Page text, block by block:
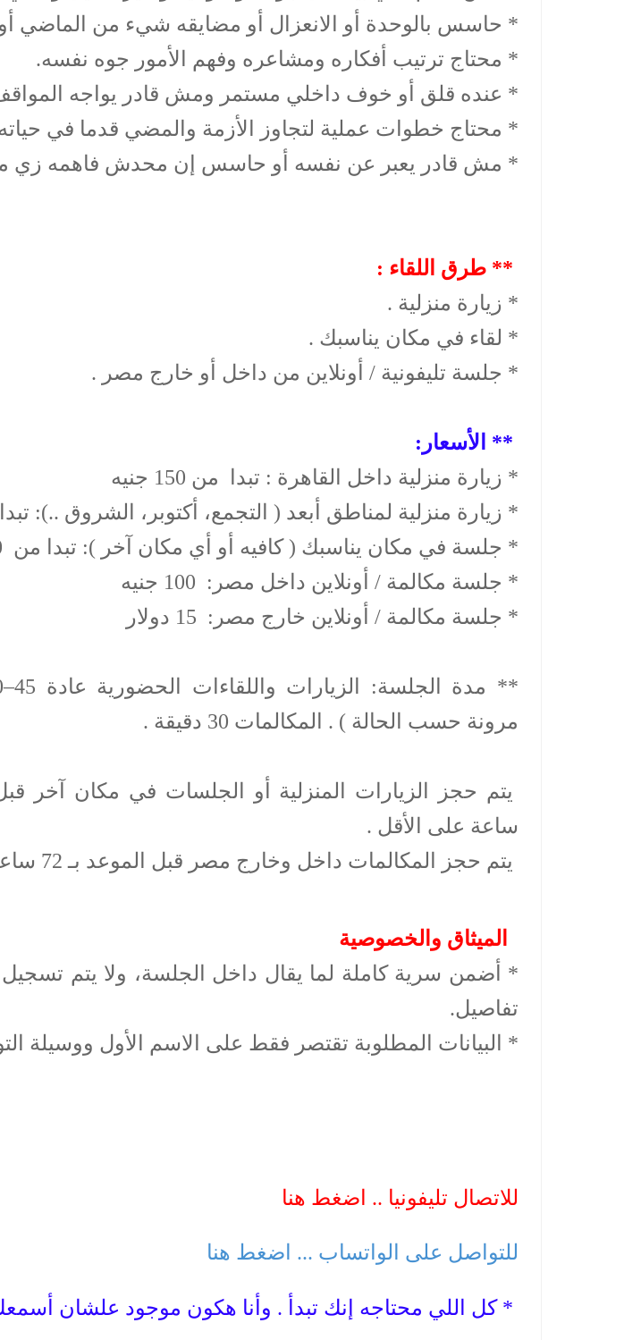
* حاسس بالوحدة أو الانعزال أو مضايقه شيء من الماضي
* محتاج ترتيب أفكاره ومشاعره وفهم الأمور جوه نفسه.
* عنده قلق أو خوف داخلي مستمر ومش قادر يواجه المواقف
* محتاج خطوات عملية لتجاوز الأزمة والمضي قدما في
* مش قادر يعبر عن نفسه أو حاسس إن محدش فاهمه زي
** طرق اللقاء :
* زيارة منزلية .
* لقاء في مكان يناسبك .
* جلسة تليفونية / أونلاين من داخل أو خارج مصر .
** الأسعار:
* زيارة منزلية داخل القاهرة : تبدا من 150 جنيه
* زيارة منزلية لمناطق أبعد ( التجمع، أكتوبر، الشروق ..): تبدا من 200
* جلسة في مكان يناسبك ( كافيه أو أي مكان آخر ): تبدا من 150 جنيه
* جلسة مكالمة / أونلاين داخل مصر: 100 جنيه
* جلسة مكالمة / أونلاين خارج مصر: 15 دولار
مرونة حسب الحالة ) . المكالمات 30 دقيقة .
ساعة على الأقل .
يتم حجز المكالمات داخل وخارج مصر قبل الموعد بـ 72 ساعة على الأقل .
الميثاق والخصوصية
* أضمن سرية كاملة لما يقال داخل الجلسة، ولا يتم
تفاصيل.
* البيانات المطلوبة تقتصر فقط على الاسم الأول ووسيلة
للاتصال تليفونيا .. اضغط هنا
للتواصل على الواتساب ... اضغط هنا
* كل اللي محتاجه إنك تبدأ . وأنا هكون موجود علشان